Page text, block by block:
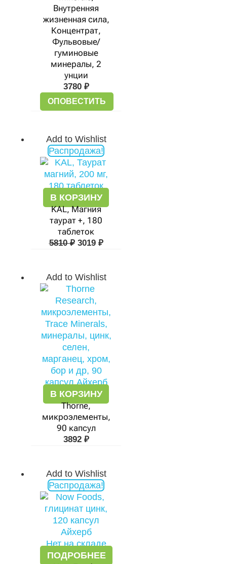
Внутренняя
жизненная сила,
Концентрат,
Фульвовые/
гуминовые
минералы, 2
унции
3780 ₽
ОПОВЕСТИТЬ
Add to Wishlist
Распродажа!
В КОРЗИНУ
KAL, Магния
таурат +, 180
таблеток
5810₽
Первоначальная
цена
составляла
5810 ₽.
3019 ₽
Текущая
цена:
3019 ₽.
Add to Wishlist
В КОРЗИНУ
Thorne,
микроэлементы,
90 капсул
3892 ₽
Add to Wishlist
Распродажа!
Нет на складе
ПОДРОБНЕЕ
Первоначальная
цена
составляла
1723 ₽.
Текущая
цена:
1505 ₽.